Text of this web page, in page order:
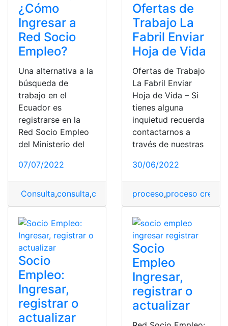
¿Cómo
Ingresar a
Red Socio
Empleo?
Una alternativa a la
búsqueda de
trabajo en el
Ecuador es
registrarse en la
Red Socio Empleo
del Ministerio del
07/07/2022
Consulta,consulta,consulta de causas,Consulta de
Ofertas de
Trabajo La
Fabril Enviar
Hoja de Vida
Ofertas de Trabajo
La Fabril Enviar
Hoja de Vida – Si
tienes alguna
inquietud recuerda
contactarnos a
través de nuestras
30/06/2022
proceso,proceso
Socio
Empleo:
Ingresar,
registrar o
actualizar
Socio
Empleo
Ingresar,
registrar o
actualizar